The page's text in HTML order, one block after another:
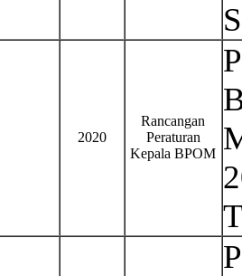
2020
Rancangan
Peraturan
Kepala BPOM